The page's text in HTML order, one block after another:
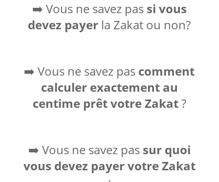
➡️ Vous ne savez pas si vous
devez payer la Zakat ou non?
➡️ Vous ne savez pas comment
calculer exactement au
centime prêt votre Zakat?
➡️ Vous ne savez pas sur quoi
vous devez payer votre Zakat